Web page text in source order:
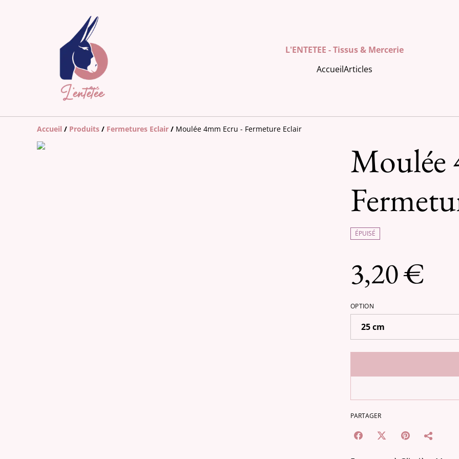
L'ENTETEE - Tissus & Mercerie
AccueilArticles
Accueil / Produits / Fermetures Eclair / Moulée 4mm Ecru - Fermeture Eclair
Moulée
ÉPUISÉ
3,20 €
OPTION
PARTAGER